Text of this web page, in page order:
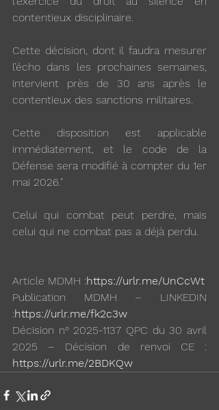
contentieux disciplinaire.
Cette décision, dont il faudra mesurer
l’écho dans les prochaines semaines,
intervient près de 30 ans après le
contentieux des sanctions militaires.
Cette disposition est applicable
immédiatement, et le code de la
Défense sera modifié à compter du 1er
mai 2026."
Celui qui combat peut perdre, mais
celui qui ne combat pas a déjà perdu.
Article MDMH :https://urlr.me/UnCcWt
Publication MDMH – LINKEDIN
:https://urlr.me/fk2c3w
Décision n° 2025-1137 QPC du 30 avril
https://urlr.me/2BDKQw